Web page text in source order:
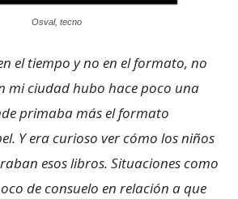
Osval, tecno
el tiempo y no en el formato, no
mi ciudad hubo hace poco una
primaba más el formato
Y era curioso ver cómo los niños
esos libros. Situaciones como
de consuelo en relación a que